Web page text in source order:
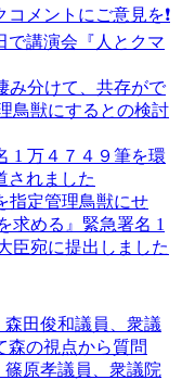
メントにご意見を❗
で講演会『人とクマ
み分けて、共存がで
鳥獣にするとの検討
1 万４７４９筆を環
れました
指定管理鳥獣にせ
求める』緊急署名 1
臣宛に提出しました
森田俊和議員、衆議
森の視点から質問
篠原孝議員、衆議院